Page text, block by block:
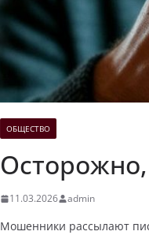
ОБЩЕСТВО
11.03.2026 admin
Мошенники рассылают